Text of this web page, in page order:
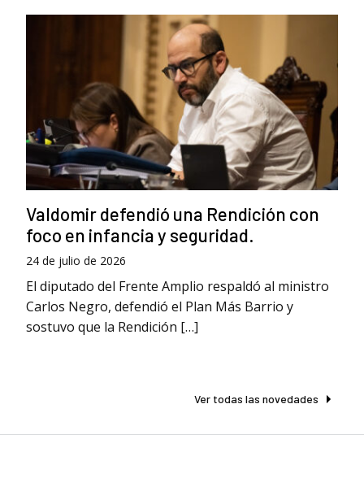
Valdomir defendió una Rendición con
foco en infancia y seguridad.
24 de julio de 2026
El diputado del Frente Amplio respaldó al ministro
Carlos Negro, defendió el Plan Más Barrio y
sostuvo que la Rendición […]
Ver todas las novedades